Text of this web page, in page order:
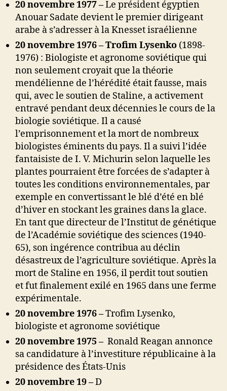
20 novembre 1977 –Le président égyptien
Anouar Sadate devient le premier dirigeant
arabe à s’adresser à la Knesset israélienne
20 novembre 1976 – Trofim Lysenko (1898-
1976) : Biologiste et agronome soviétique qui
non seulement croyait que la théorie
mendélienne de l’hérédité était fausse, mais
qui, avec le soutien de Staline, a activement
entravé pendant deux décennies le cours de la
biologie soviétique. Il a causé
l’emprisonnement et la mort de nombreux
biologistes éminents du pays. Il a suivi l’idée
fantaisiste de I. V. Michurin selon laquelle les
plantes pourraient être forcées de s’adapter à
toutes les conditions environnementales, par
exemple en convertissant le blé d’été en blé
d’hiver en stockant les graines dans la glace.
En tant que directeur de l’Institut de génétique
de l’Académie soviétique des sciences (1940-
65), son ingérence contribua au déclin
désastreux de l’agriculture soviétique. Après la
mort de Staline en 1956, il perdit tout soutien
et fut finalement exilé en 1965 dans une ferme
expérimentale.
20 novembre 1976 –Trofim Lysenko,
biologiste et agronome soviétique
20 novembre 1975 – Ronald Reagan annonce
sa candidature à l’investiture républicaine à la
présidence des États-Unis
20 novembre 19 –D